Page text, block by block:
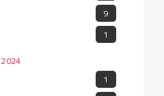
9
1
2024
1